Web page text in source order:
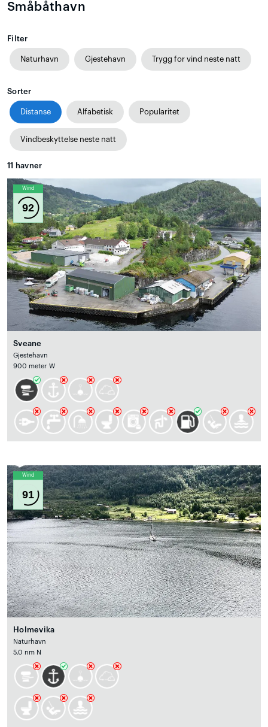
Småbåthavn
Filter
Naturhavn Gjestehavn Trygg for vind neste natt
Sorter
Distanse Alfabetisk Popularitet
Vindbeskyttelse neste natt
11 havner
Wind
92
Sveane
Gjestehavn
900 meter W
Wind
91
Holmevika
Naturhavn
5.0 nm N